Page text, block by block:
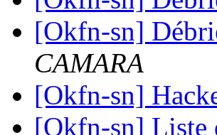
[Okfn-sn]
CAMARA
[Okfn-sn]
[Okfn-sn] Liste